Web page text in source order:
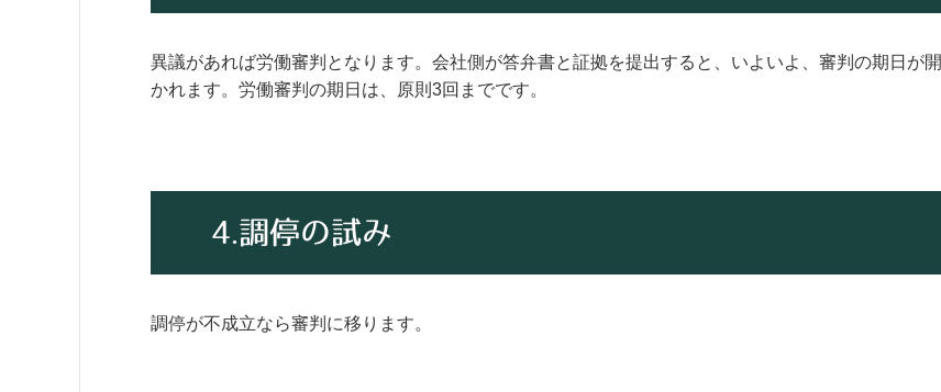
異議があれば労働審判となります。会社側が答弁書と証拠を提出すると、いよいよ、審判の期日が開
かれます。労働審判の期日は、原則3回までです。
4.調停の試み
調停が不成立なら審判に移ります。